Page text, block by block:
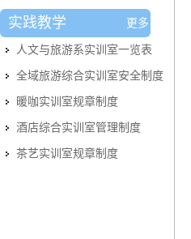
实践教学 更多
人文与旅游系实训室​一览表
全域旅游综合实训室安全制度
暖咖实训室规章制度
酒店综合实训室管理制度
茶艺实训室规章制度